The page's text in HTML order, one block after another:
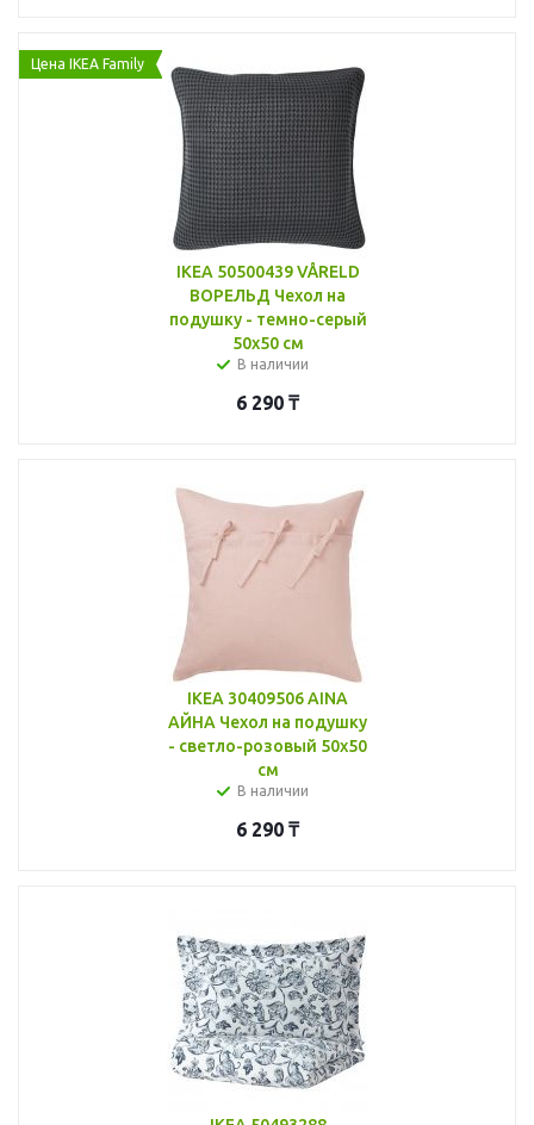
Цена IKEA Family
IKEA 50500439 VÅRELD
ВОРЕЛЬД Чехол на
подушку - темно-серый
50x50 см
В наличии
6 290 ₸
IKEA 30409506 AINA
АЙНА Чехол на подушку
- светло-розовый 50x50
см
В наличии
6 290 ₸